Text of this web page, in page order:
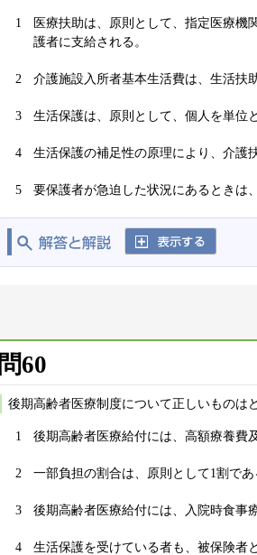
1
医療扶助は、原則として、指定医療機
護者に支給される。
2 介護施設入所者基本生活費は、生活扶
3 生活保護は、原則として、個人を単位
4 生活保護の補足性の原理により、介護
5 要保護者が急迫した状況にあるときは
問60
後期高齢者医療制度について正しいものは
1 後期高齢者医療給付には、高額療養費
2 一部負担の割合は、原則として1割で
3 後期高齢者医療給付には、入院時食事
4 生活保護を受けている者も、被保険者